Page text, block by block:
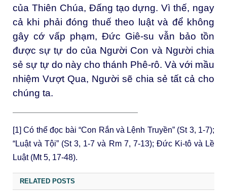
của Thiên Chúa, Đấng tạo dựng. Vì thế, ngay
cả khi phải đóng thuế theo luật và để không
gây cớ vấp phạm, Đức Giê-su vẫn bảo tồn
được sự tự do của Người Con và Người chia
sẻ sự tự do này cho thánh Phê-rô. Và với mầu
nhiệm Vượt Qua, Người sẽ chia sẻ tất cả cho
chúng ta.
———————————————————
[1] Có thể đọc bài “Con Rắn và Lệnh Truyền” (St 3, 1-7);
“Luật và Tội” (St 3, 1-7 và Rm 7, 7-13); Đức Ki-tô và Lề
Luật (Mt 5, 17-48).
RELATED POSTS